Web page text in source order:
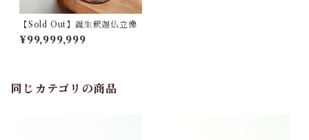
【Sold Out】誕生釈迦仏立像
¥99,999,999
同じカテゴリの商品